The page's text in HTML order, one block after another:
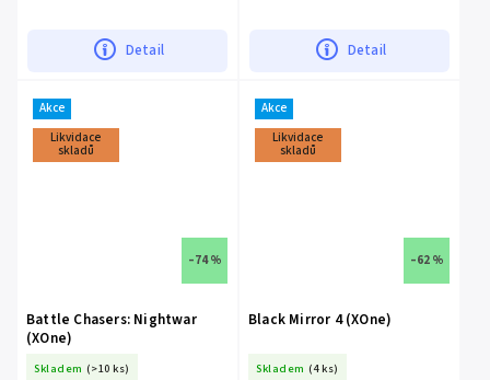
Detail Detail
Akce
Likvidace
skladů
–74 %
Battle Chasers: Nightwar
(XOne)
Skladem (>10 ks)
Akce
Likvidace
skladů
–62 %
Black Mirror 4 (XOne)
Skladem (4 ks)